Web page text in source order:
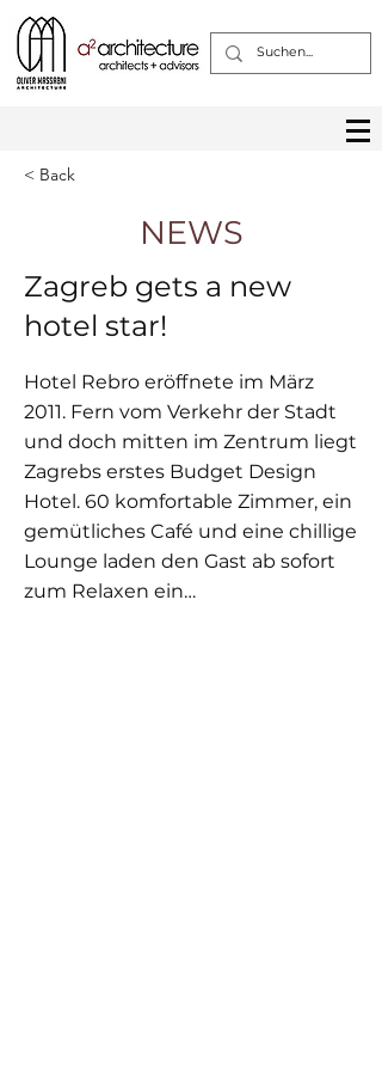
< Back
NEWS
Zagreb gets a new
hotel star!
Hotel Rebro eröffnete im März
2011. Fern vom Verkehr der Stadt
und doch mitten im Zentrum liegt
Zagrebs erstes Budget Design
Hotel. 60 komfortable Zimmer, ein
gemütliches Café und eine chillige
Lounge laden den Gast ab sofort
zum Relaxen ein…